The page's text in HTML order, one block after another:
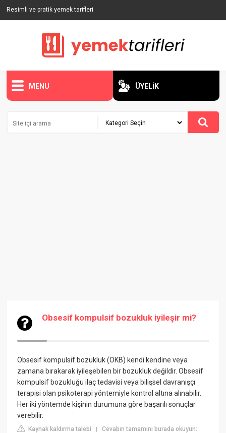
Resimli ve pratik yemek tarifleri
MENU ÜYELİK
Obsesif kompulsif bozukluk iyileşir mi?
Obsesif kompulsif bozukluk (OKB) kendi kendine veya
zamana bırakarak iyileşebilen bir bozukluk değildir. Obsesif
kompulsif bozukluğu ilaç tedavisi veya bilişsel davranışçı
terapisi olan psikoterapi yöntemiyle kontrol altına alınabilir.
Her iki yöntemde kişinin durumuna göre başarılı sonuçlar
verebilir.
Kaynak kaldırma talebi |Cevabın tamamını burada okuyun: